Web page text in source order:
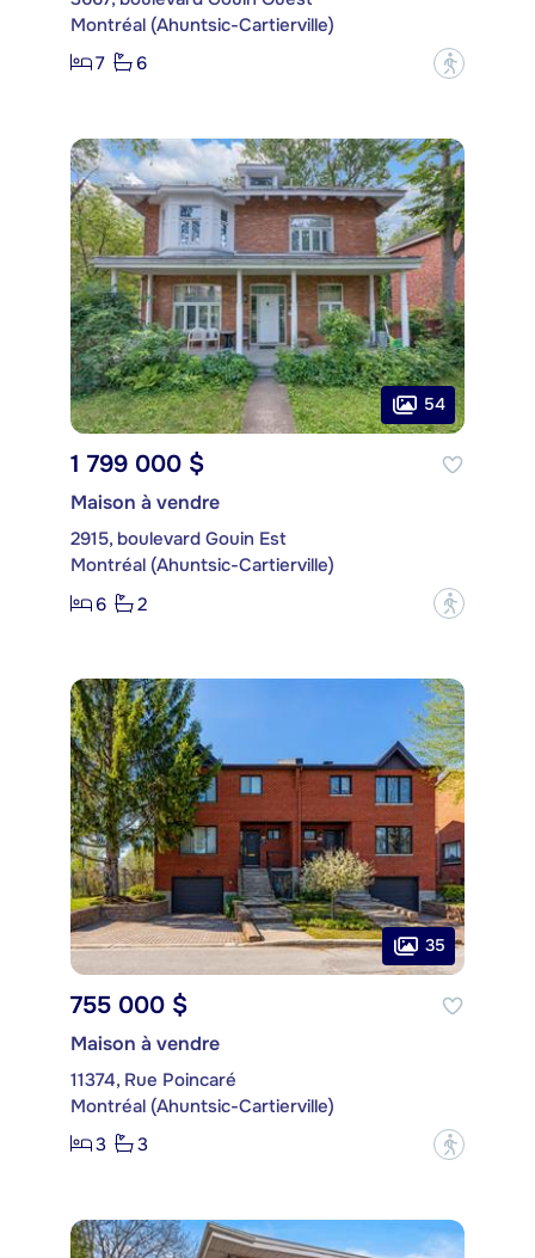
Montréal (Ahuntsic-Cartierville)
7
6 ?
54
1 799 000 $
Maison à vendre
2915, boulevard Gouin Est
Montréal (Ahuntsic-Cartierville)
6
2 ?
35
755 000 $
Maison à vendre
11374, Rue Poincaré
Montréal (Ahuntsic-Cartierville)
3
3 ?